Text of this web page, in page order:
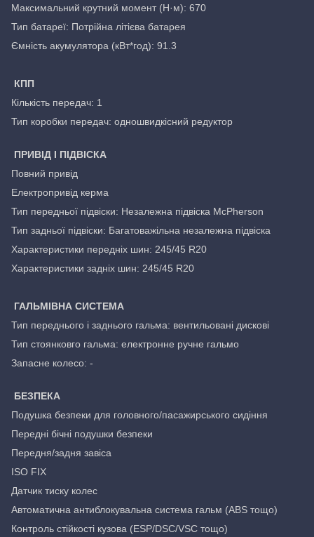
Максимальний крутний момент (Н·м): 670
Тип батареї: Потрійна літієва батарея
Ємність акумулятора (кВт*год): 91.3
КПП
Кількість передач: 1
Тип коробки передач: одношвидкісний редуктор
ПРИВІД І ПІДВІСКА
Повний привід
Електропривід керма
Тип передньої підвіски: Незалежна підвіска McPherson
Тип задньої підвіски: Багатоважільна незалежна підвіска
Характеристики передніх шин: 245/45 R20
Характеристики задніх шин: 245/45 R20
ГАЛЬМІВНА СИСТЕМА
Тип переднього і заднього гальма: вентильовані дискові
Тип стоянковго гальма: електронне ручне гальмо
Запасне колесо: -
БЕЗПЕКА
Подушка безпеки для головного/пасажирського сидіння
Передні бічні подушки безпеки
Передня/задня завіса
ISO FIX
Датчик тиску колес
Автоматична антиблокувальна система гальм (ABS тощо)
Контроль стійкості кузова (ESP/DSC/VSC тощо)